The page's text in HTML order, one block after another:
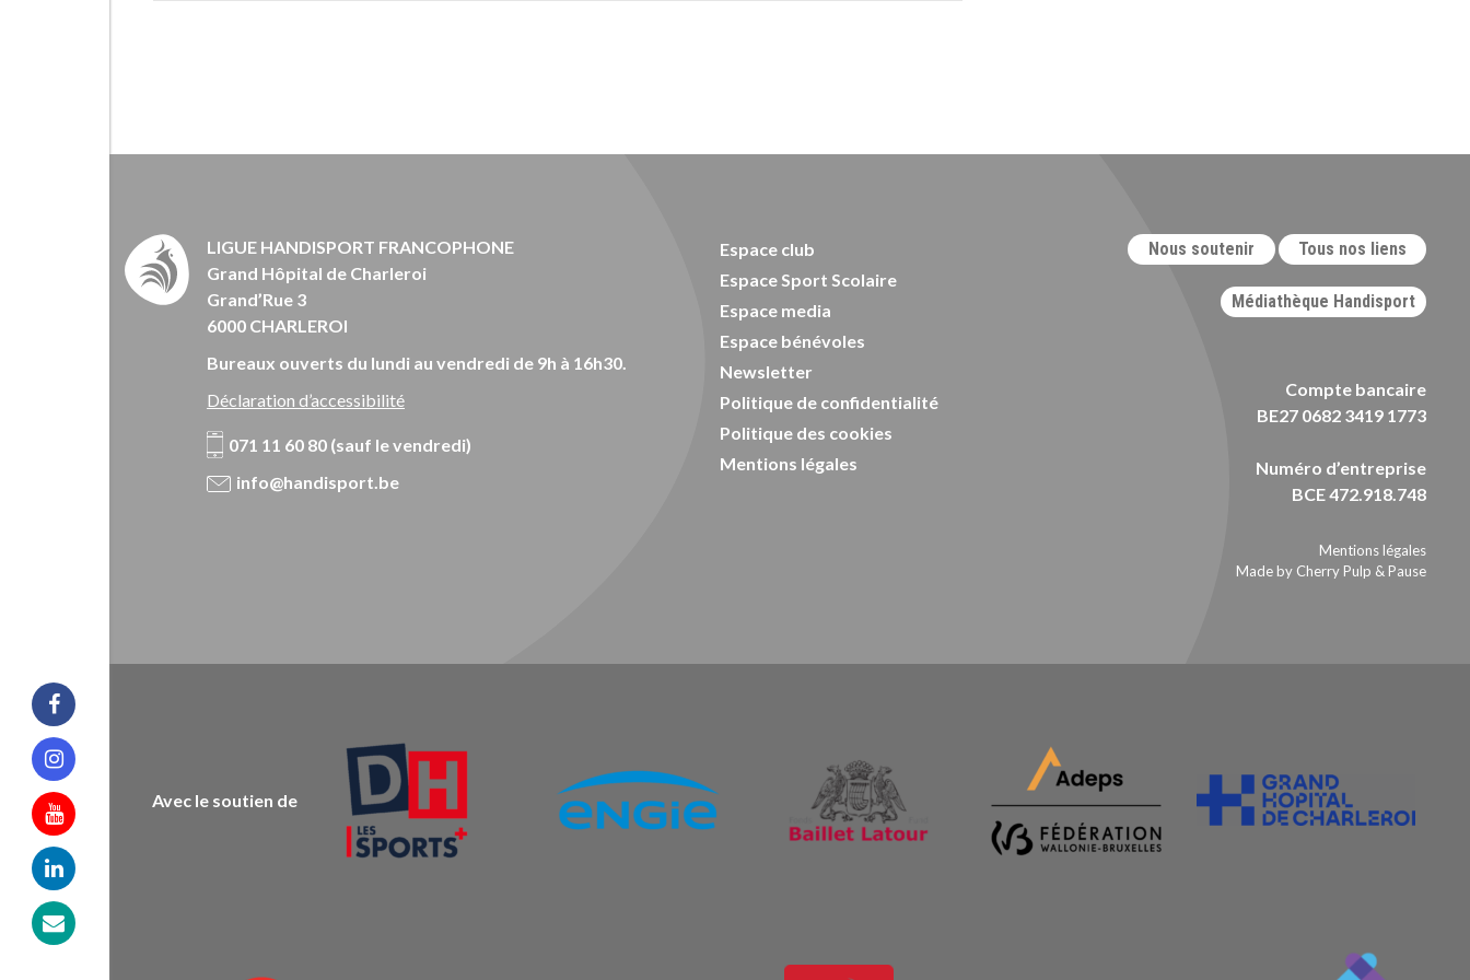
Facebook
Instagram
Youtube
Linkedin
LIGUE HANDISPORT FRANCOPHONE
Grand Hôpital de Charleroi
Grand’Rue 3
6000 CHARLEROI
Bureaux ouverts du lundi au vendredi de 9h à 16h30.
Déclaration d’accessibilité
071 11 60 80 (sauf le vendredi)
info@handisport.be
Espace club
Espace Sport Scolaire
Espace media
Espace bénévoles
Newsletter
Politique de confidentialité
Politique des cookies
Mentions légales
Nous soutenir Tous nos liens
Médiathèque Handisport
Compte bancaire
BE27 0682 3419 1773
Numéro d’entreprise
BCE 472.918.748
Mentions légales
Made by Cherry Pulp & Pause
Avec le soutien de